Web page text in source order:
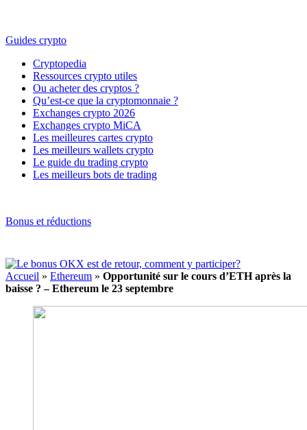
Guides crypto
Cryptopedia
Ressources crypto utiles
Ou acheter des cryptos ?
Qu’est-ce que la cryptomonnaie ?
Exchanges crypto 2026
Exchanges crypto MiCA
Les meilleures cartes crypto
Les meilleurs wallets crypto
Le guide du trading crypto
Les meilleurs bots de trading
Bonus et réductions
Accueil » Ethereum » Opportunité sur le cours d’ETH après la
baisse ? – Ethereum le 23 septembre